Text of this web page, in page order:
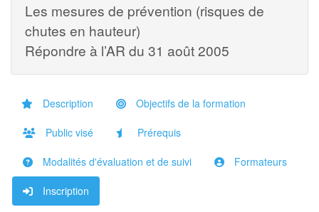
Les mesures de prévention (risques de
chutes en hauteur)
Répondre à l’AR du 31 août 2005
Description Objectifs de la formation
Public visé Prérequis
Modalités d'évaluation et de suivi Formateurs
Inscription